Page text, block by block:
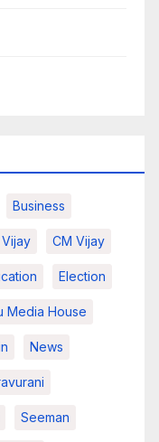
Business
CM Vijay
Election
Media House
News
Seeman